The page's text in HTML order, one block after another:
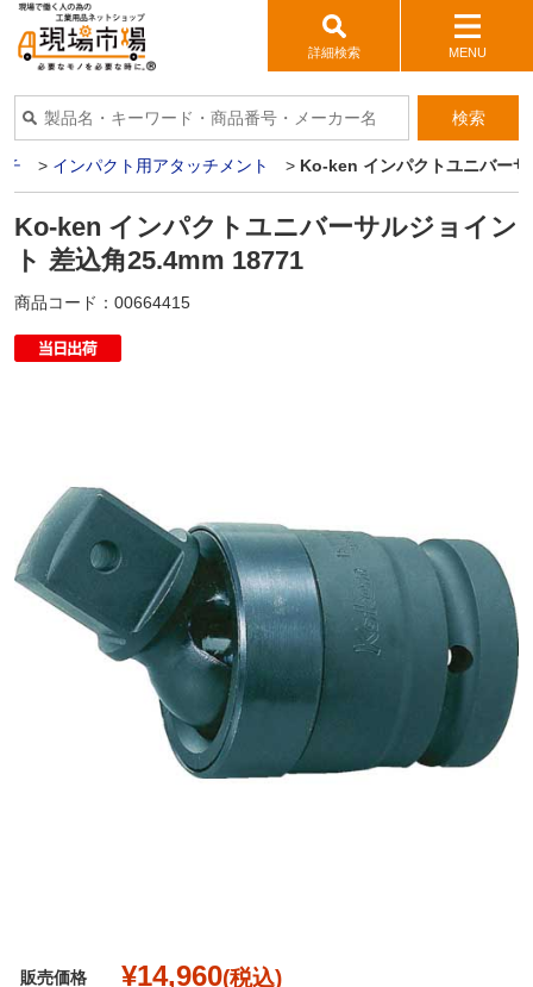
詳細検索 MENU
検索
チ > インパクト用アタッチメント > Ko-ken インパクトユニバー
Ko-ken インパクトユニバーサルジョイン
ト 差込角25.4mm 18771
商品コード： 00664415
販売価格 ¥14,960(税込)